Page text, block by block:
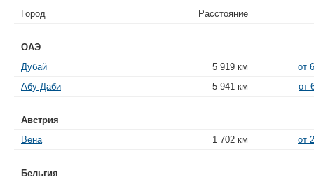
Город Расстояние
ОАЭ
Дубай
5 919 км
от
Абу-Даби
5 941 км от
Австрия
Вена
1 702 км от
Бельгия